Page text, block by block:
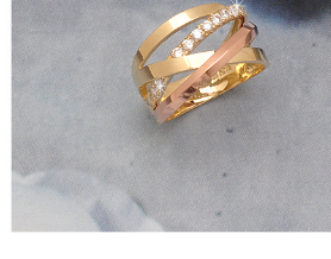
프 하세요!